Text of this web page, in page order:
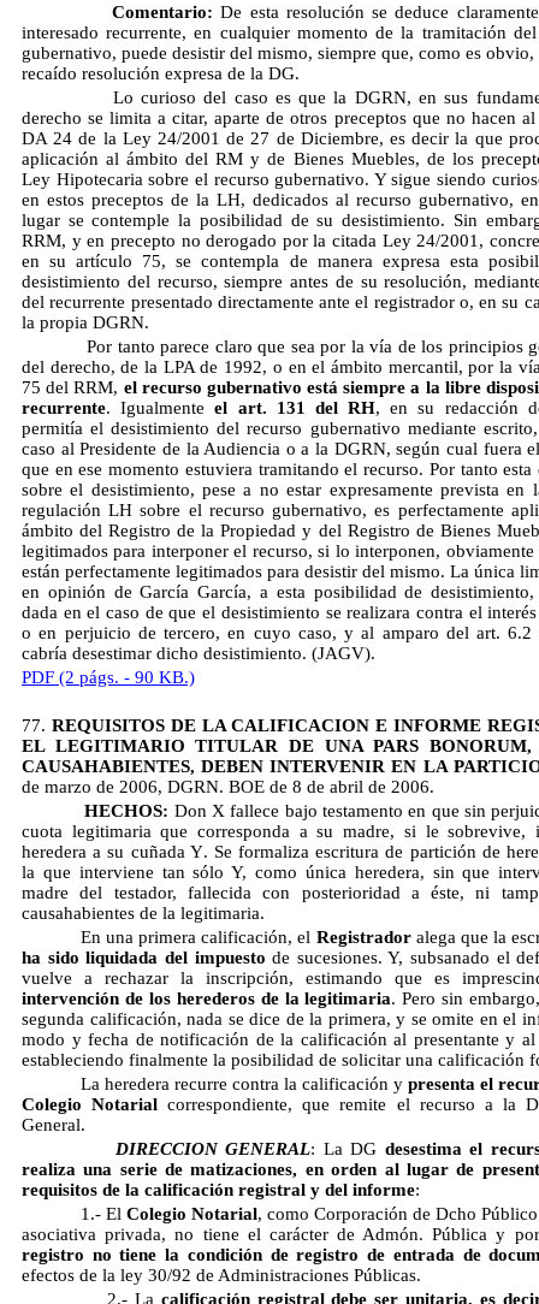
Comentario:De esta resolución se deduce
interesado recurrente, en cualquier momento de la tramitación
gubernativo, puede desistir del mismo, siempre que, como es obvio,
recaído resolución expresa de la DG.
Lo curioso del caso es que la DGRN, en sus
derecho se limita a citar, aparte de otros preceptos que no hacen
DA 24 de la Ley 24/2001 de 27 de Diciembre, es decir la que
aplicación al ámbito del RM y de Bienes Muebles, de los
Ley Hipotecaria sobre el recurso gubernativo. Y sigue siendo
en estos preceptos de la LH, dedicados al recurso gubernativo,
lugar se contemple la posibilidad de su desistimiento. Sin
RRM, y en precepto no derogado por la citada Ley 24/2001,
en su artículo 75, se contempla de manera expresa esta
desistimiento del recurso, siempre antes de su resolución,
del recurrente presentado directamente ante el registrador o, en su
la propia DGRN.
Por tanto parece claro que sea por la vía de los principios
del derecho, de la LPA de 1992, o en el ámbito mercantil, por la
75 del RRM, el recurso gubernativo está siempre a la libre
recurrente. Igualmenteel art. 131 del RH, en su redacción
permitía el desistimiento del recurso gubernativo mediante
caso al Presidente de la Audiencia o a la DGRN, según cual fuera
que en ese momento estuviera tramitando el recurso. Por tanto esta
sobre el desistimiento, pese a no estar expresamente prevista en
regulación LH sobre el recurso gubernativo, es perfectamente
ámbito del Registro de la Propiedad y del Registro de Bienes
legitimados para interponer el recurso, si lo interponen, obviamente
están perfectamente legitimados para desistir del mismo. La única
en opinión de García García, a esta posibilidad de
dada en el caso de que el desistimiento se realizara contra el
o en perjuicio de tercero, en cuyo caso, y al amparo del art. 6.2
cabría desestimar dicho desistimiento. (JAGV).
PDF (2 págs. - 90 KB.)
77. REQUISITOS DE LA CALIFICACION E INFORME
EL LEGITIMARIO TITULAR DE UNA PARS BONORUM,
CAUSAHABIENTES, DEBEN INTERVENIR EN LA
de marzo de 2006, DGRN. BOE de 8 de abril de 2006.
HECHOS: Don X fallece bajo testamento en que sin
cuota legitimaria que corresponda a su madre, si le sobrevive,
heredera a su cuñada Y. Se formaliza escritura de partición de
la que interviene tan sólo Y, como única heredera, sin que
madre del testador, fallecida con posterioridad a éste, ni
causahabientes de la legitimaria.
En una primera calificación, el Registradoralega que la
ha sido liquidada del impuesto de sucesiones. Y, subsanado el
vuelve a rechazar la inscripción, estimando que es
intervención de los herederos de la legitimaria. Pero sin
segunda calificación, nada se dice de la primera, y se omite en el
modo y fecha de notificación de la calificación al presentante y al
estableciendo finalmente la posibilidad de solicitar una calificación
La heredera recurre contra la calificación y presenta el
Colegio Notarial correspondiente, que remite el recurso a la
General.
DIRECCION GENERAL: La DG desestima el
realiza una serie de matizaciones, en orden al lugar de
requisitos de la calificación registral y del informe:
1.- El Colegio Notarial, como Corporación de Dcho Público
asociativa privada, no tiene el carácter de Admón. Pública y
registro no tiene la condición de registro de entrada de
efectos de la ley 30/92 de Administraciones Públicas.
2.- La calificación registral debe ser unitaria, es